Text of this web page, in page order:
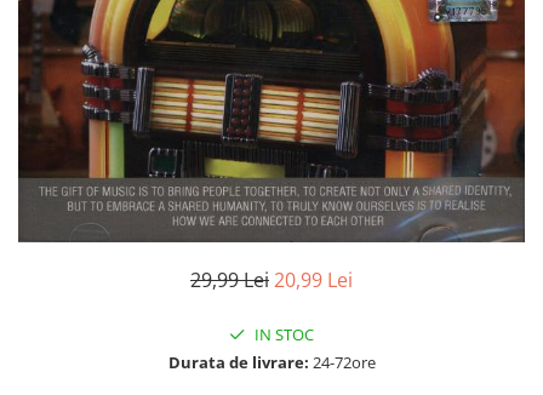
Viniluri Românești
Colecția Electrecord
29,99 Lei20,99 Lei
IN STOC
Durata de livrare: 24-72ore